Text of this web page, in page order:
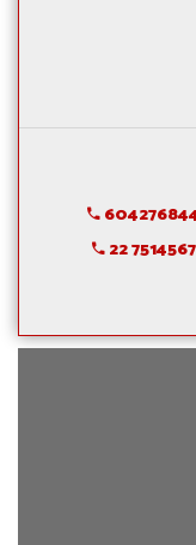
22 7514567